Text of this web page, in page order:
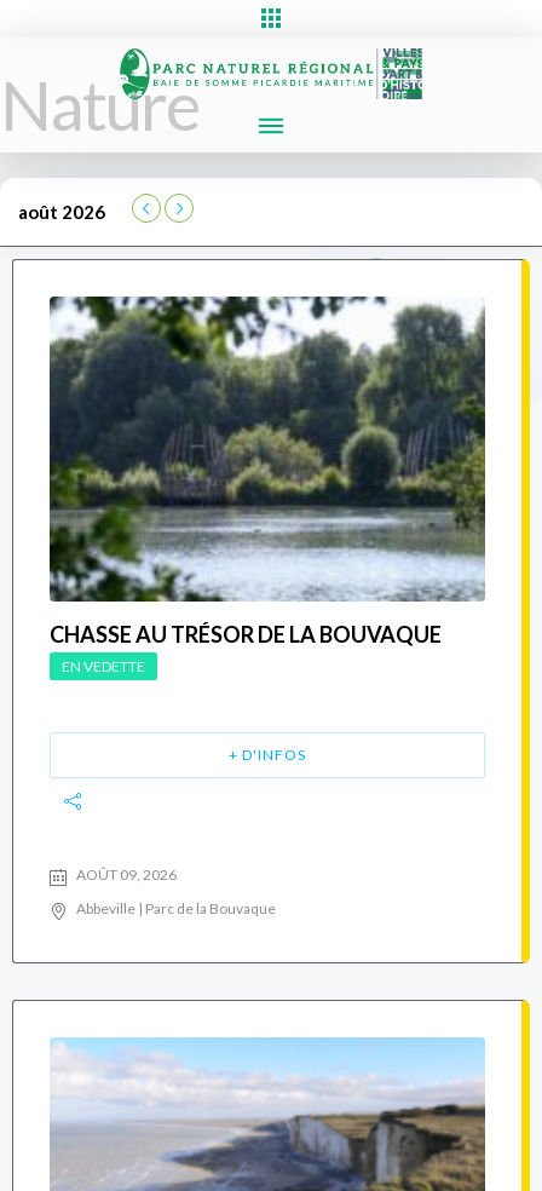
Nature
août 2026
CHASSE AU TRÉSOR DE LA BOUVAQUE
EN VEDETTE
+ D'INFOS
AOÛT 09, 2026
Abbeville | Parc de la Bouvaque